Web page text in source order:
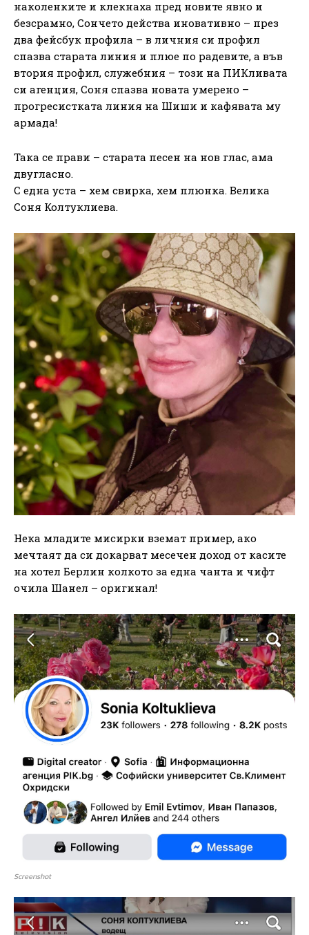
наколенките и клекнаха пред новите явно и
безсрамно, Сончето действа иновативно – през
два фейсбук профила – в личния си профил
спазва старата линия и плюе по радевите, а във
втория профил, служебния – този на ПИКливата
си агенция, Соня спазва новата умерено –
прогресистката линия на Шиши и кафявата му
армада!
Така се прави – старата песен на нов глас, ама
двугласно.
С една уста – хем свирка, хем плюнка. Велика
Соня Колтуклиева.
Нека младите мисирки вземат пример, ако
мечтаят да си докарват месечен доход от касите
на хотел Берлин колкото за една чанта и чифт
очила Шанел – оригинал!
Screenshot